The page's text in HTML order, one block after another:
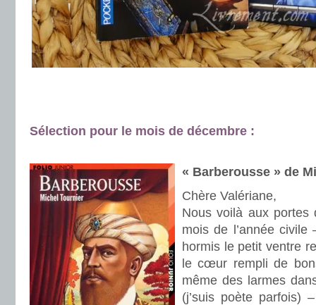
Sélection pour le mois de décembre :
« Barberousse » de
Chère Valériane,
Nous voilà aux portes
mois de l’année
hormis le petit ventre
le cœur rempli de
même des larmes
(j’suis poète parfois)